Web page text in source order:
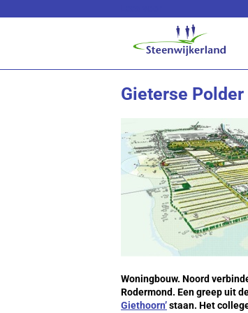
Gieterse
Woningbouw. Noord
Rodermond. Een greep uit
Giethoorn’staan. Het